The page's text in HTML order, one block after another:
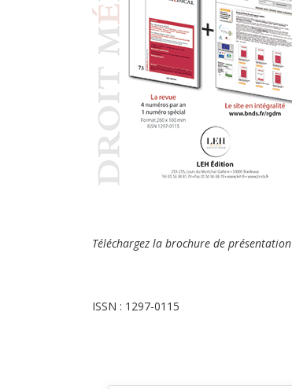
Téléchargez la brochure de présentation
ISSN : 1297-0115